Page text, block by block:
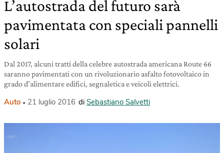
L’autostrada del futuro sarà
pavimentata con speciali pannelli
solari
Dal 2017, alcuni tratti della celebre autostrada americana Route 66
saranno pavimentati con un rivoluzionario asfalto fotovoltaico in
grado d’alimentare edifici, segnaletica e veicoli elettrici.
Auto 21 luglio 2016 di Sebastiano Salvetti